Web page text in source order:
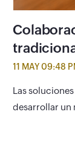
11 MAY 09:48
Las
desarrollar